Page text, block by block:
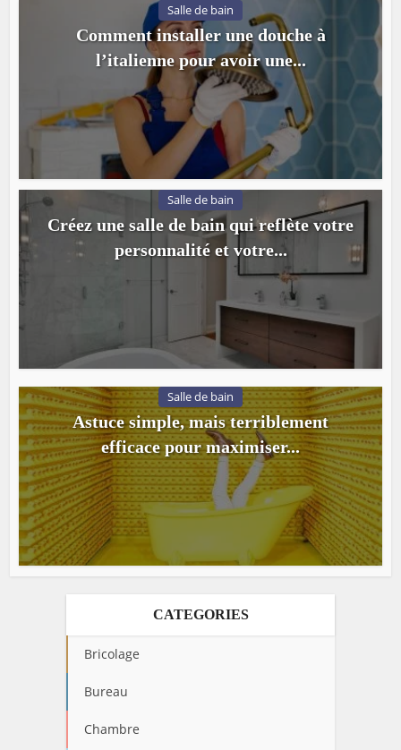
Salle de bain
Comment installer une douche à
l’italienne pour avoir une...
Salle de bain
Créez une salle de bain qui reflète votre
personnalité et votre...
Salle de bain
Astuce simple, mais terriblement
efficace pour maximiser...
CATEGORIES
Bricolage
Bureau
Chambre